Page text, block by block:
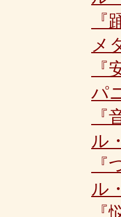
メ
パ
ル
ル